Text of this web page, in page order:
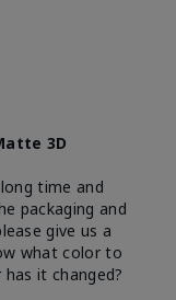
3D
time and
packaging and
give us a
what color to
it changed?